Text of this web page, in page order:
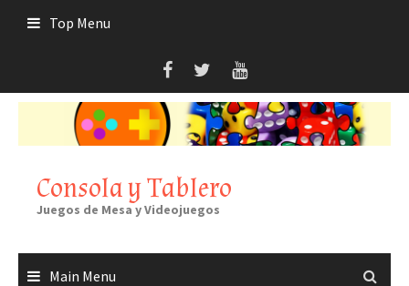
Top Menu
Consola y Tablero
Juegos de Mesa y Videojuegos
Main Menu